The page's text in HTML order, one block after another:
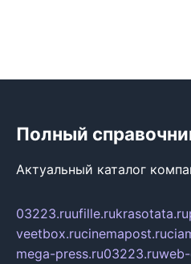
Полный
Актуальный каталог
03223.ruufille.rukrasotata.ru
veetbox.rucinemapost.ru
mega-press.ru03223.ru